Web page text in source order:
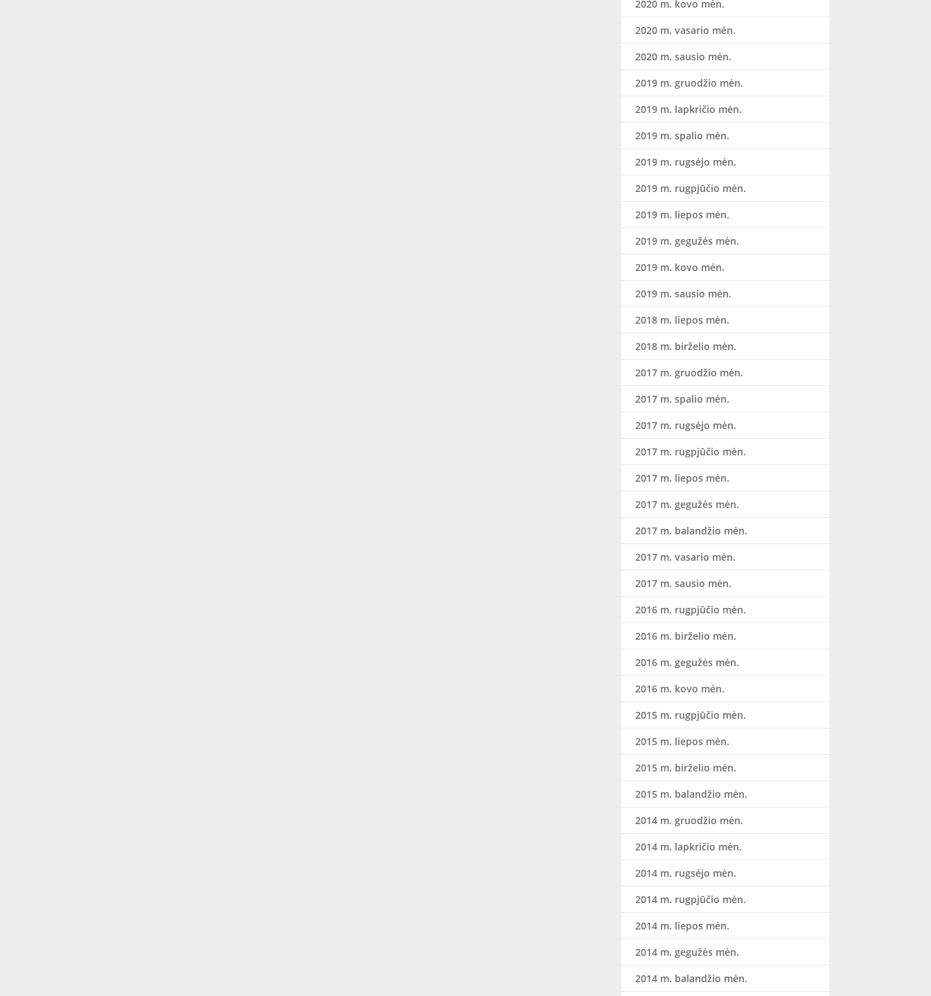
2020 m. kovo mėn.
2020 m. vasario mėn.
2020 m. sausio mėn.
2019 m. gruodžio mėn.
2019 m. lapkričio mėn.
2019 m. spalio mėn.
2019 m. rugsėjo mėn.
2019 m. rugpjūčio mėn.
2019 m. liepos mėn.
2019 m. gegužės mėn.
2019 m. kovo mėn.
2019 m. sausio mėn.
2018 m. liepos mėn.
2018 m. birželio mėn.
2017 m. gruodžio mėn.
2017 m. spalio mėn.
2017 m. rugsėjo mėn.
2017 m. rugpjūčio mėn.
2017 m. liepos mėn.
2017 m. gegužės mėn.
2017 m. balandžio mėn.
2017 m. vasario mėn.
2017 m. sausio mėn.
2016 m. rugpjūčio mėn.
2016 m. birželio mėn.
2016 m. gegužės mėn.
2016 m. kovo mėn.
2015 m. rugpjūčio mėn.
2015 m. liepos mėn.
2015 m. birželio mėn.
2015 m. balandžio mėn.
2014 m. gruodžio mėn.
2014 m. lapkričio mėn.
2014 m. rugsėjo mėn.
2014 m. rugpjūčio mėn.
2014 m. liepos mėn.
2014 m. gegužės mėn.
2014 m. balandžio mėn.